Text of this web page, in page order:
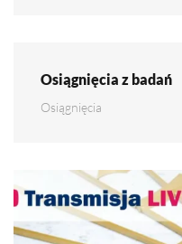
Osiągnięcia z badań
Osiągnięcia